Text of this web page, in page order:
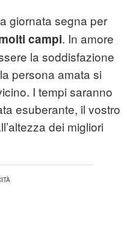
giornata segna per
campi. In amore
la soddisfazione
persona amata si
I tempi saranno
esuberante, il vostro
dei migliori